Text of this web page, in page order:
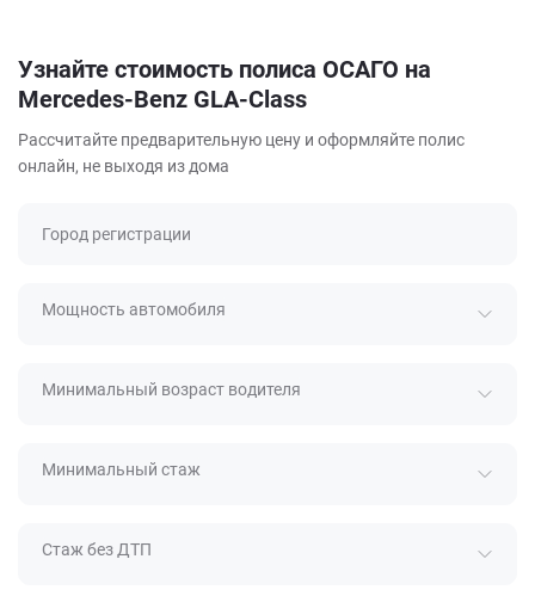
Узнайте стоимость полиса ОСАГО на
Mercedes-Benz GLA-Class
Рассчитайте предварительную цену и оформляйте полис
онлайн, не выходя из дома
Город регистрации
Мощность автомобиля
Минимальный возраст водителя
Минимальный стаж
Стаж без ДТП